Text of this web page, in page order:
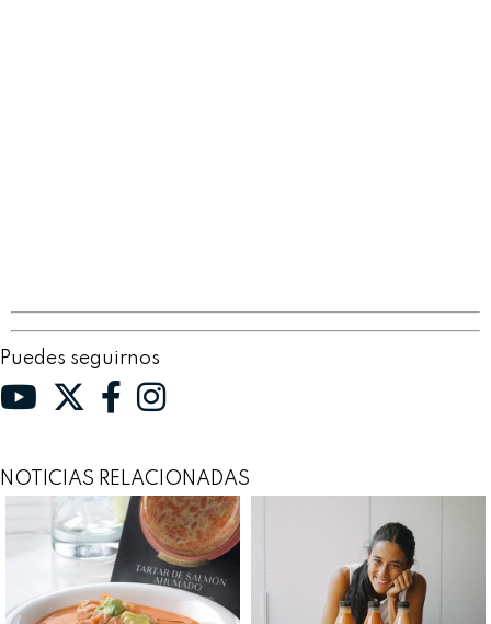
Puedes seguirnos
NOTICIAS RELACIONADAS